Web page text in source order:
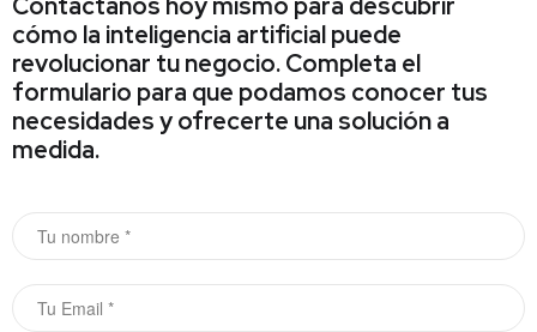
cómo la inteligencia artificial puede
revolucionar tu negocio. Completa el
formulario para que podamos conocer tus
necesidades y ofrecerte una solución a
medida.